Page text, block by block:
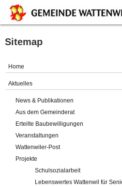
Home
Gemeinde
Verwaltung
Online-Service
Sitemap
Home
Aktuelles
News & Publikationen
Aus dem Gemeinderat
Erteilte Baubewilligungen
Veranstaltungen
Wattenwiler-Post
Projekte
Schulsozialarbeit
Lebenswertes Wattenwil für